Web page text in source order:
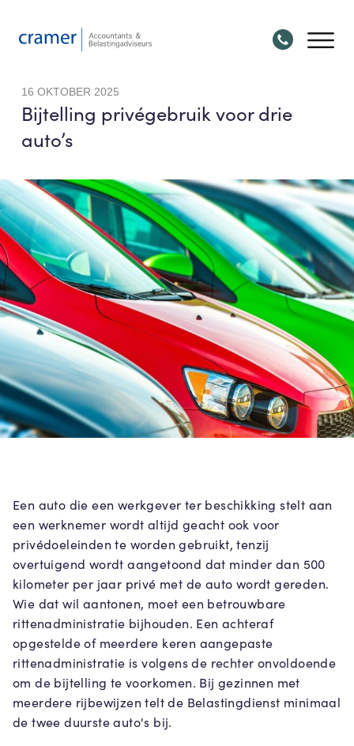
16 OKTOBER 2025
Bijtelling privégebruik voor drie
auto’s
Een auto die een werkgever ter beschikking stelt aan
een werknemer wordt altijd geacht ook voor
privédoeleinden te worden gebruikt, tenzij
overtuigend wordt aangetoond dat minder dan 500
kilometer per jaar privé met de auto wordt gereden.
Wie dat wil aantonen, moet een betrouwbare
rittenadministratie bijhouden. Een achteraf
opgestelde of meerdere keren aangepaste
rittenadministratie is volgens de rechter onvoldoende
om de bijtelling te voorkomen. Bij gezinnen met
meerdere rijbewijzen telt de Belastingdienst minimaal
de twee duurste auto's bij.